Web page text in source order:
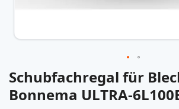
Zum
Anfang
der
Schubfachregal für
Bonnema ULTRA-